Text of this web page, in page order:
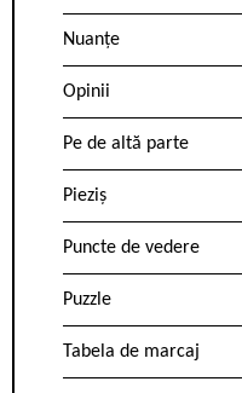
Nuanțe
Opinii
Pe de altă parte
Pieziș
Puncte de vedere
Puzzle
Tabela de marcaj